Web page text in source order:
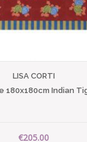
LISA CORTI
180x180cm Indian
€205.00